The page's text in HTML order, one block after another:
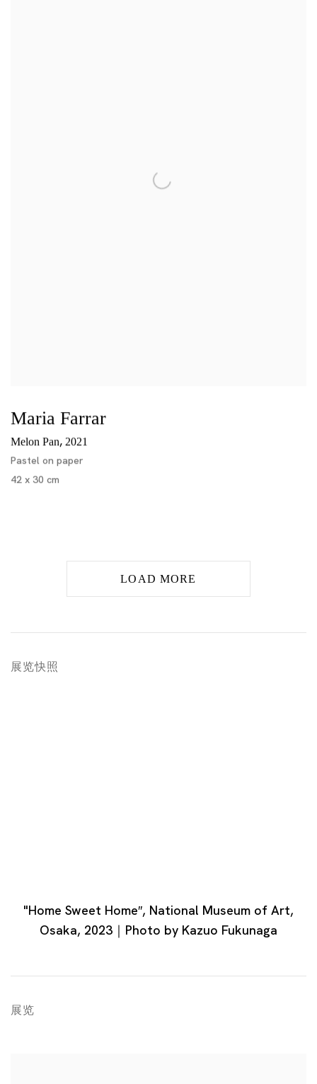
Maria Farrar
Melon Pan, 2021
Pastel on paper
42 x 30 cm
LOAD MORE
展览快照
"Home Sweet Home″, National Museum of Art,
Osaka, 2023｜Photo by Kazuo Fukunaga
展览